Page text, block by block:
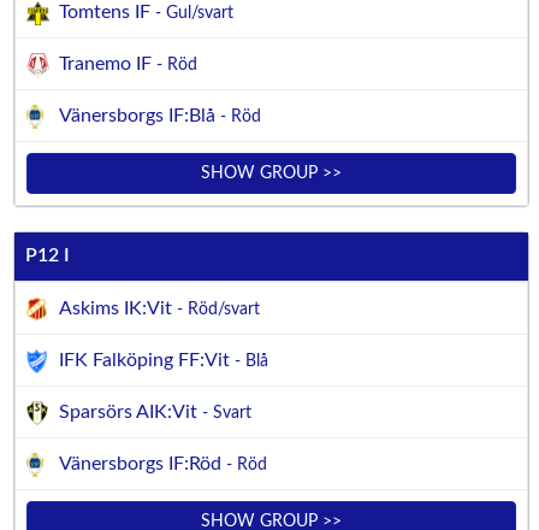
Tomtens IF - Gul/svart
Tranemo IF - Röd
Vänersborgs IF:Blå - Röd
SHOW GROUP >>
P12 I
Askims IK:Vit - Röd/svart
IFK Falköping FF:Vit - Blå
Sparsörs AIK:Vit - Svart
Vänersborgs IF:Röd - Röd
SHOW GROUP >>